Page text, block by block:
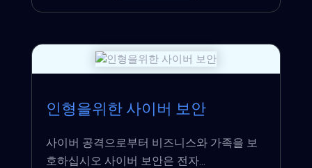
인형을위한 사이버 보안
사이버 공격으로부터 비즈니스와 가족을 보
호하십시오 사이버 보안은 전자...